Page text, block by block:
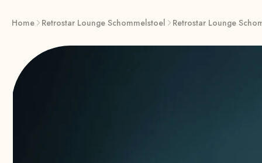
Home Retrostar Lounge Schommelstoel Retrostar Lounge